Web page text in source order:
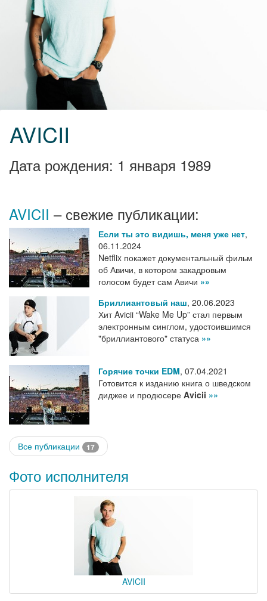
AVICII
Дата рождения: 1 января 1989
AVICII – свежие публикации:
Если ты это видишь, меня уже нет,
06.11.2024
Netflix покажет документальный фильм
об Авичи, в котором закадровым
голосом будет сам Авичи »»
Бриллиантовый наш, 20.06.2023
Хит Avicii “Wake Me Up” стал первым
электронным синглом, удостоившимся
"бриллиантового" статуса »»
Горячие точки EDM, 07.04.2021
Готовится к изданию книга о шведском
диджее и продюсере Avicii »»
Все публикации 17
Фото исполнителя
AVICII